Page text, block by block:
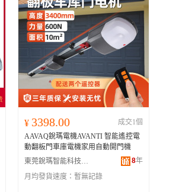
¥ 3398.00
成交1個
AAVAQ銳瑪電機AVANTI 智能遙控電
動翻板門車庫電機家用自動開門機
東莞銳瑪智能科技有限公司
8年
月均發貨速度： 暫無記錄